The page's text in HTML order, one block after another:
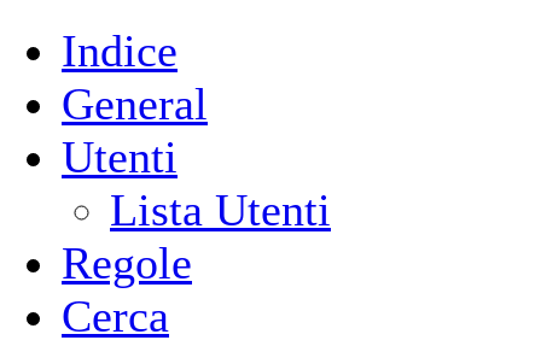
Indice
General
Utenti
Lista Utenti
Regole
Cerca